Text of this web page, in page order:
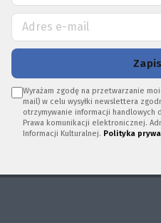
Wyrażam zgodę na przetwarzanie
mail) w celu wysyłki newslettera
otrzymywanie informacji handlowych
Prawa komunikacji elektronicznej.
Informacji Kulturalnej. Polityka